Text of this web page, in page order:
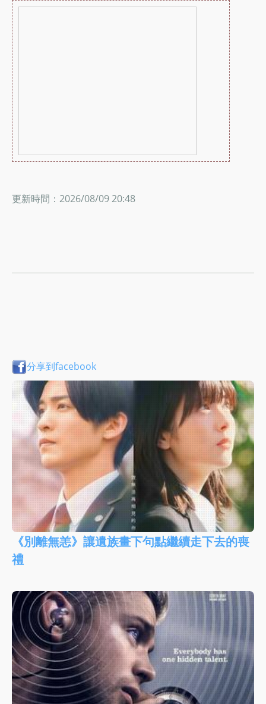
更新時間：2026/08/09 20:48
分享到facebook
《別離無恙》讓遺族畫下句點繼續走下去的喪
禮